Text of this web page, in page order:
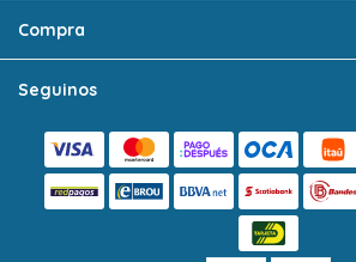
Compra
Seguinos